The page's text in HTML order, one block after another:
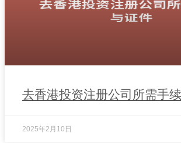
去香港投资注册公司所需手
2025年2月10日